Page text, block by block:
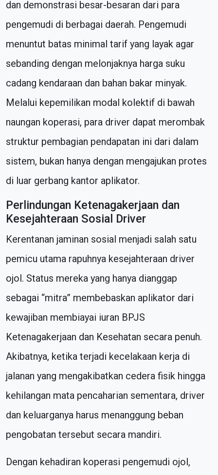
dan demonstrasi besar-besaran dari para
pengemudi di berbagai daerah. Pengemudi
menuntut batas minimal tarif yang layak agar
sebanding dengan melonjaknya harga suku
cadang kendaraan dan bahan bakar minyak.
Melalui kepemilikan modal kolektif di bawah
naungan koperasi, para driver dapat merombak
struktur pembagian pendapatan ini dari dalam
sistem, bukan hanya dengan mengajukan protes
di luar gerbang kantor aplikator.
Perlindungan Ketenagakerjaan dan
Kesejahteraan Sosial Driver
Kerentanan jaminan sosial menjadi salah satu
pemicu utama rapuhnya kesejahteraan driver
ojol. Status mereka yang hanya dianggap
sebagai “mitra” membebaskan aplikator dari
kewajiban membiayai iuran BPJS
Ketenagakerjaan dan Kesehatan secara penuh.
Akibatnya, ketika terjadi kecelakaan kerja di
jalanan yang mengakibatkan cedera fisik hingga
kehilangan mata pencaharian sementara, driver
dan keluarganya harus menanggung beban
pengobatan tersebut secara mandiri.
Dengan kehadiran koperasi pengemudi ojol,